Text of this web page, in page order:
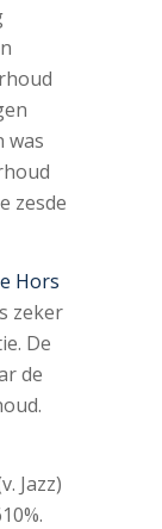
was
zesde
Hors
zeker
De
de
Jazz)